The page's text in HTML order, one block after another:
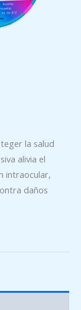
la salud
alivia el
intraocular,
daños